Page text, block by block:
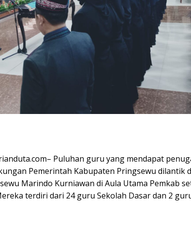
Puluhan guru yang mendapat
Pemerintah Kabupaten Pringsewu dilantik
Marindo Kurniawan di Aula Utama Pemkab
terdiri dari 24 guru Sekolah Dasar dan 2